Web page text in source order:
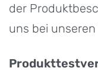
der
uns bei